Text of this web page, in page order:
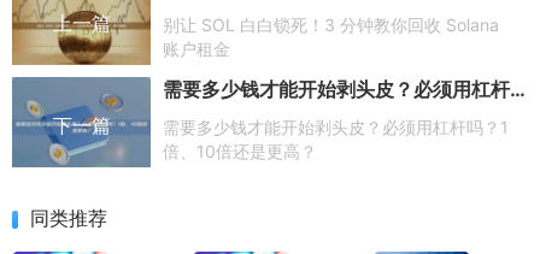
上一篇
别让 SOL 白白锁死！3 分钟教你回收 Solana
账户租金
下一篇
需要多少钱才能开始剥头皮？必须用杠杆吗？1倍、10倍还是更高？
需要多少钱才能开始剥头皮？必须用杠杆吗？1
倍、10倍还是更高？
同类推荐